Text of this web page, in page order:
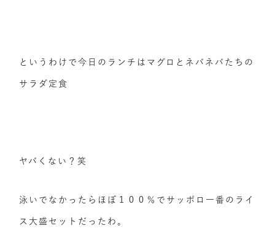
というわけで今日のランチはマグロとネバネバたちの
サラダ定食
ヤバくない？笑
泳いでなかったらほぼ１００％でサッポロ一番のライ
ス大盛セットだったわ。